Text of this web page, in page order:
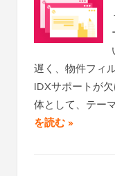
遅く、物件フィ
IDXサポートが
体として、テー
を読む »